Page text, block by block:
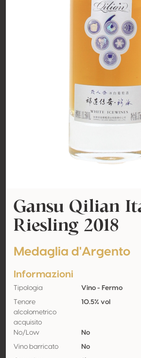
Gansu Qilian
Riesling 2018
Medaglia d'Argento
Informazioni
Tipologia Vino - Fermo
Tenore
alcolometrico
acquisito
10.5% vol
No/Low No
Vino barricato No